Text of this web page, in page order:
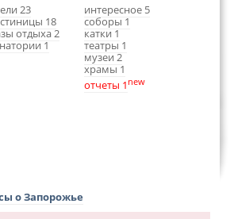
23
18
отдыха 2
1
интересное 5
соборы 1
катки 1
театры 1
музеи 2
храмы 1
отчеты 1 new
о Запорожье